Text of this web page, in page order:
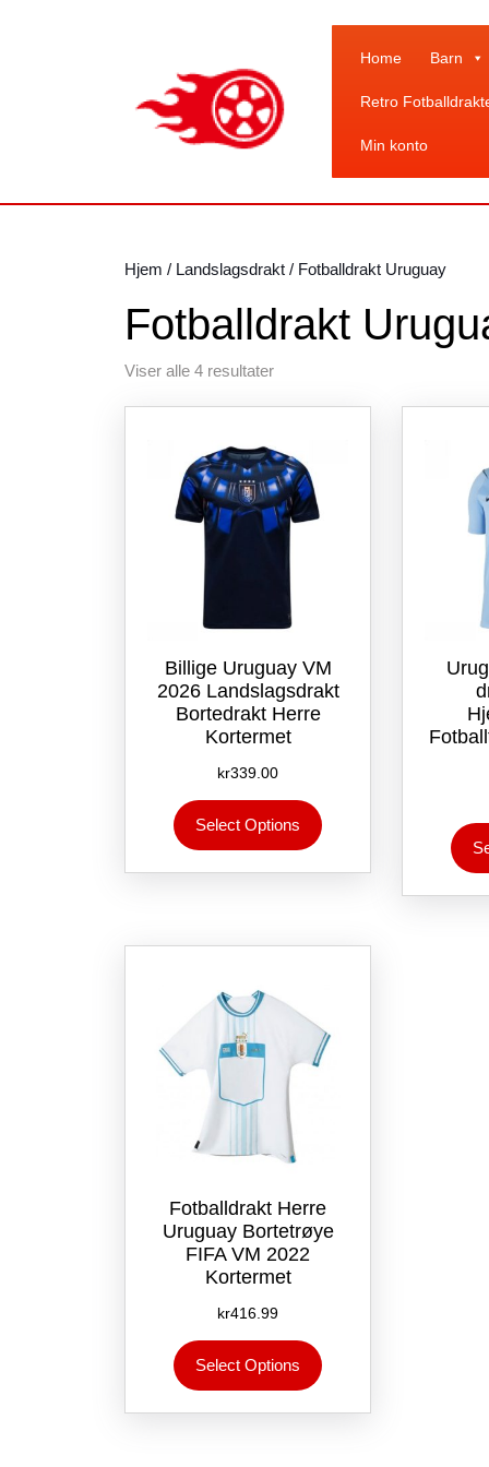
Home Barn
Retro
Min konto
Hjem / Landslagsdrakt / Fotballdrakt Uruguay
Fotballdrakt
Viser alle 4 resultaterSortert
Billige Uruguay VM
2026 Landslagsdrakt
Bortedrakt Herre
Kortermet
kr339.00
Select Options
produktet
flere
kan
Fotballdrakt Herre
Uruguay Bortetrøye
FIFA VM 2022
Kortermet
kr416.99
Select Options
produktet
flere